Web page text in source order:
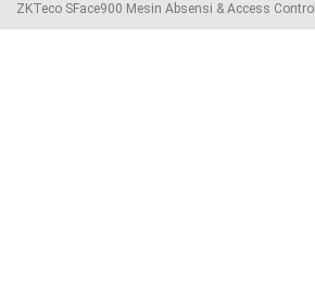
ZKTeco SFace900 Mesin Absensi & Access Control